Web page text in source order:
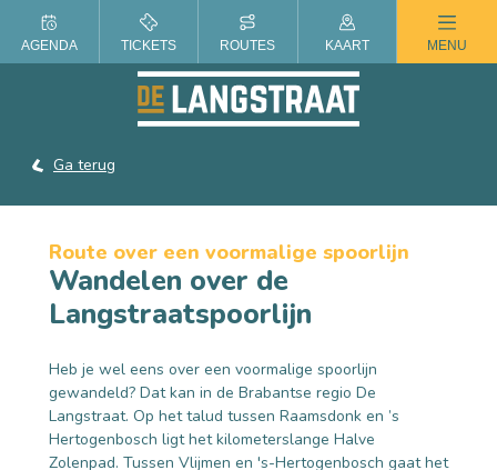
ZOMER IN DE LANGSTRAAT
Ga terug
Route over een voormalige spoorlijn
Wandelen over de
Langstraatspoorlijn
Heb je wel eens over een voormalige spoorlijn
gewandeld? Dat kan in de Brabantse regio De
Langstraat. Op het talud tussen Raamsdonk en ’s
Hertogenbosch ligt het kilometerslange Halve
Zolenpad. Tussen Vlijmen en 's-Hertogenbosch gaat het
AGENDA TICKETS ROUTES KAART MENU